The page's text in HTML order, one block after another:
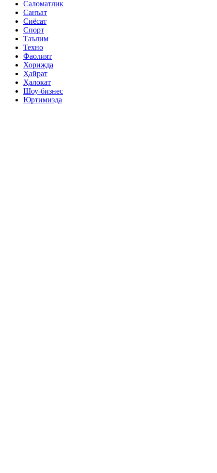
Саломатлик
Санъат
Сиёсат
Спорт
Таълим
Техно
Фаолият
Хорижда
Ҳайрат
Ҳалокат
Шоу-бизнес
Юртимизда